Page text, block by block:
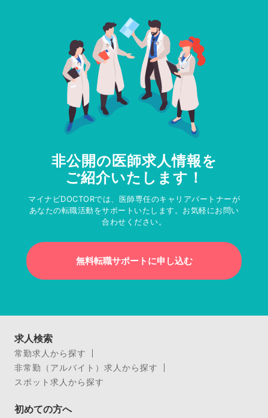
非公開の医師求人情報を
ご紹介いたします！
マイナビDOCTORでは、医師専任のキャリアパートナーが
あなたの転職活動をサポートいたします。お気軽にお問い
合わせください。
無料転職サポートに申し込む
求人検索
常勤求人から探す
非常勤（アルバイト）求人から探す
スポット求人から探す
初めての方へ